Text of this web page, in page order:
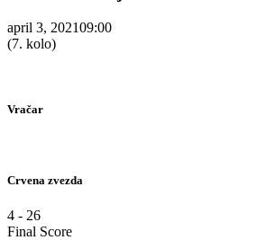
april 3, 202109:00
(7. kolo)
Vračar
Crvena zvezda
4 - 26
Final Score